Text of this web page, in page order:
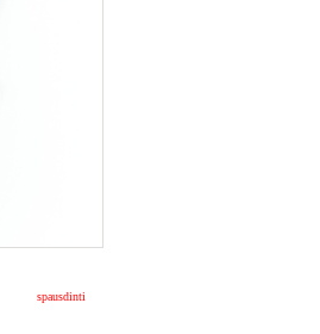
spausdinti